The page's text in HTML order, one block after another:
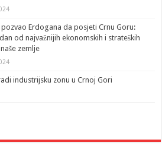
Erdogana da posjeti Crnu Goru:
od najvažnijih ekonomskih i strateških
zemlje
industrijsku zonu u Crnoj Gori